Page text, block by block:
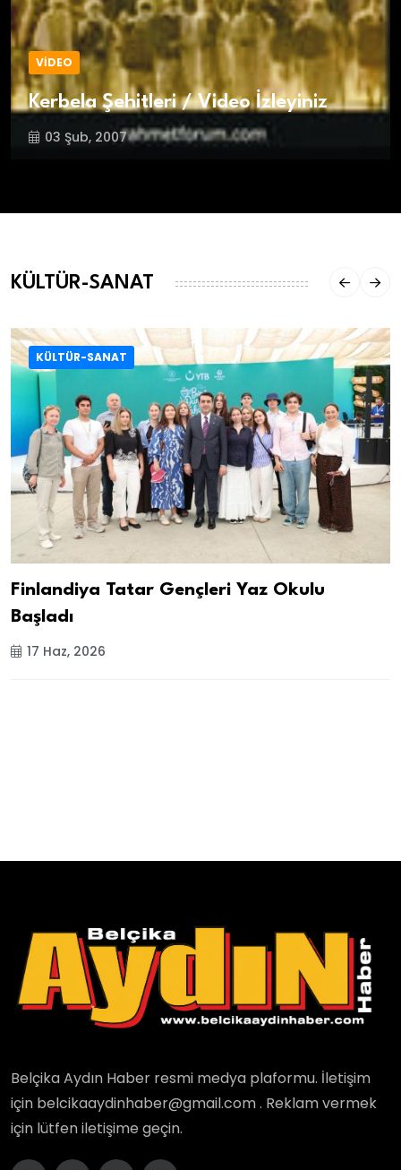
VİDEO
Kerbela Şehitleri / Video İzleyiniz
03 Şub, 2007
KÜLTÜR-SANAT
KÜLTÜR-SANAT
Finlandiya Tatar Gençleri Yaz Okulu
Başladı
17 Haz, 2026
Belçika Aydın Haber resmi medya plaformu. İletişim
için belcikaaydinhaber@gmail.com . Reklam vermek
için lütfen iletişime geçin.